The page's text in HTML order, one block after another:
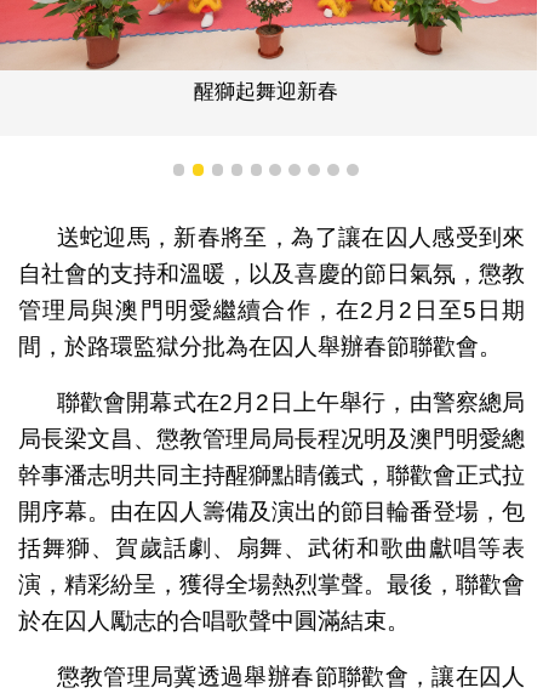
醒獅起舞迎新春
1 2 3 4 5 6 7 8 9 10
送蛇迎馬，新春將至，為了讓在囚人感受到來
自社會的支持和溫暖，以及喜慶的節日氣氛，懲教
管理局與澳門明愛繼續合作，在2月2日至5日期
間，於路環監獄分批為在囚人舉辦春節聯歡會。
聯歡會開幕式在2月2日上午舉行，由警察總局
局長梁文昌、懲教管理局局長程况明及澳門明愛總
幹事潘志明共同主持醒獅點睛儀式，聯歡會正式拉
開序幕。由在囚人籌備及演出的節目輪番登場，包
括舞獅、賀歲話劇、扇舞、武術和歌曲獻唱等表
演，精彩紛呈，獲得全場熱烈掌聲。最後，聯歡會
於在囚人勵志的合唱歌聲中圓滿結束。
懲教管理局冀透過舉辦春節聯歡會，讓在囚人